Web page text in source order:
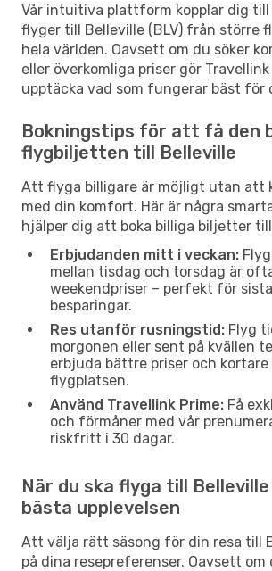
Vår intuitiva plattform kopplar dig till
flyger till Belleville (BLV) från större
hela världen. Oavsett om du söker
eller överkomliga priser gör
upptäcka vad som fungerar bäst för
Bokningstips för att få den
flygbiljetten till Belleville
Att flyga billigare är möjligt utan att
med din komfort. Här är några
hjälper dig att boka billiga biljetter
Erbjudanden mitt i veckan:
mellan tisdag och torsdag är
weekendpriser – perfekt för
besparingar.
Res utanför rusningstid: Flyg
morgonen eller sent på kvällen
erbjuda bättre priser och kortare
flygplatsen.
Använd Travellink Prime: Få
och förmåner med vår
riskfritt i 30 dagar.
När du ska flyga till
bästa upplevelsen
Att välja rätt säsong för din resa till
på dina resepreferenser. Oavsett om